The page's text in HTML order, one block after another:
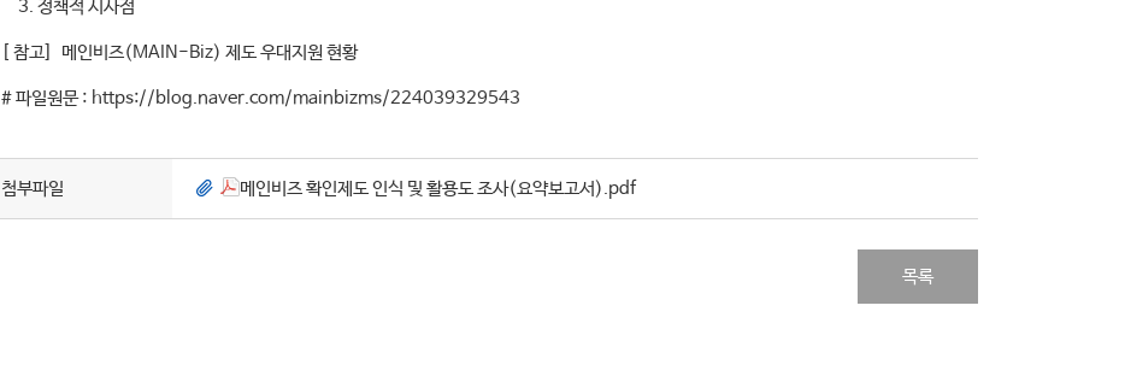
3. 정책적 시사점
[ 참고] 메인비즈(MAIN-Biz) 제도 우대지원 현황
# 파일원문 : https://blog.naver.com/mainbizms/224039329543
첨부파일 메인비즈 확인제도 인식 및 활용도 조사(요약보고서).pdf
목록